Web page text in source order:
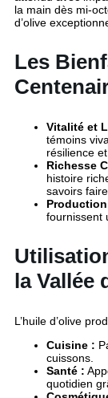
la main dès mi-
d’olive
Les
Vitalité et
témoins
résilience
Richesse
histoire
savoirs
fournissent
la Vallée
L’huile d’olive
Cuisine :
cuissons.
Santé :
quotidien